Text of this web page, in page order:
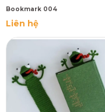
Bookmark 004
Liên hệ